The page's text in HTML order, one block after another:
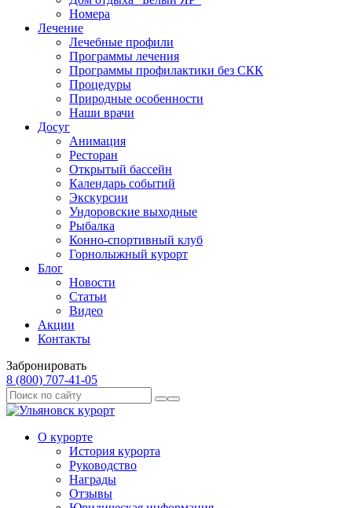
Номера
Лечение
Лечебные профили
Программы лечения
Программы профилактики без СКК
Процедуры
Природные особенности
Наши врачи
Досуг
Анимация
Ресторан
Открытый бассейн
Календарь событий
Экскурсии
Ундоровские выходные
Рыбалка
Конно-спортивный клуб
Горнолыжный курорт
Блог
Новости
Статьи
Видео
Акции
Контакты
Забронировать
8 (800) 707‑41‑05
О курорте
История курорта
Руководство
Награды
Отзывы